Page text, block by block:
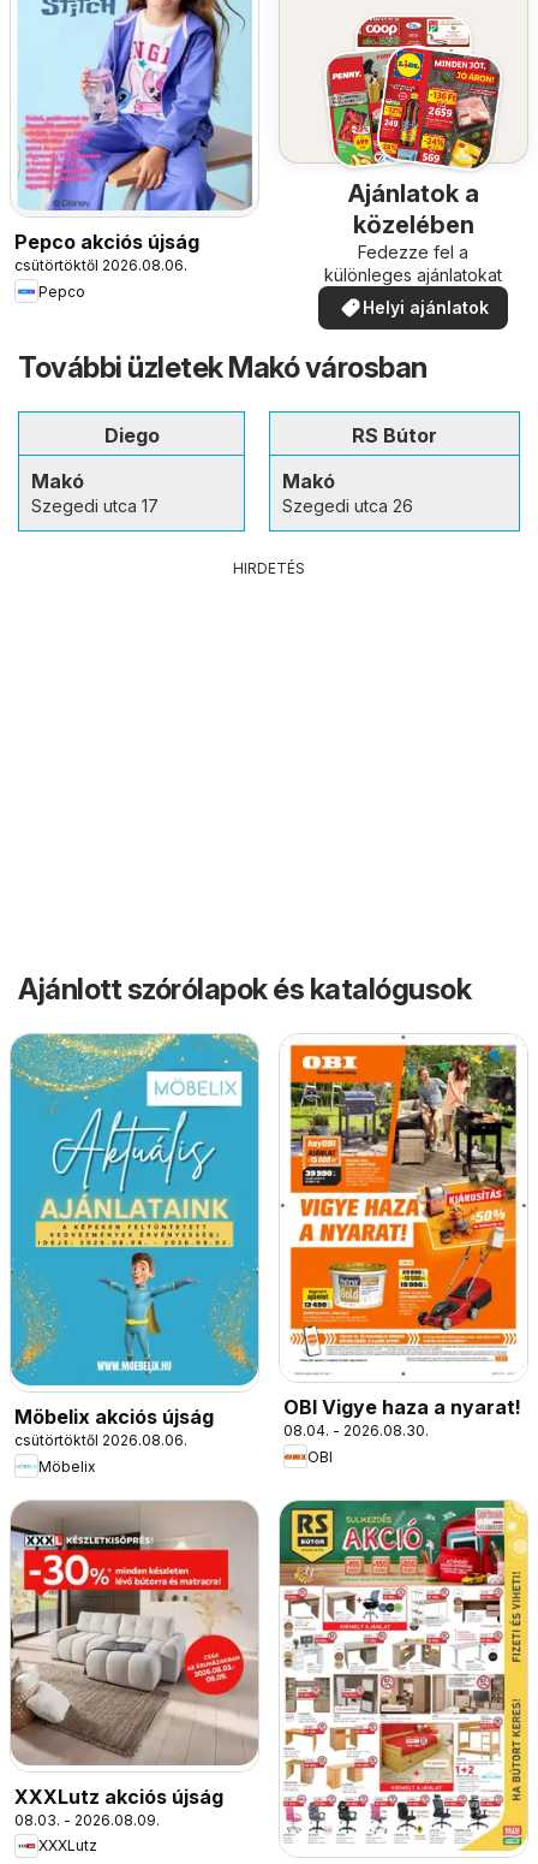
Pepco akciós újság
csütörtöktől 2026.08.06.
Pepco
Ajánlatok a
közelében
Fedezze fel a
különleges ajánlatokat
Helyi ajánlatok
További üzletek Makó városban
Diego
Makó
Szegedi utca 17
RS Bútor
Makó
Szegedi utca 26
HIRDETÉS
Ajánlott szórólapok és katalógusok
Möbelix akciós újság
csütörtöktől 2026.08.06.
Möbelix
OBI Vigye haza a nyarat!
08.04. - 2026.08.30.
OBI
XXXLutz akciós újság
08.03. - 2026.08.09.
XXXLutz